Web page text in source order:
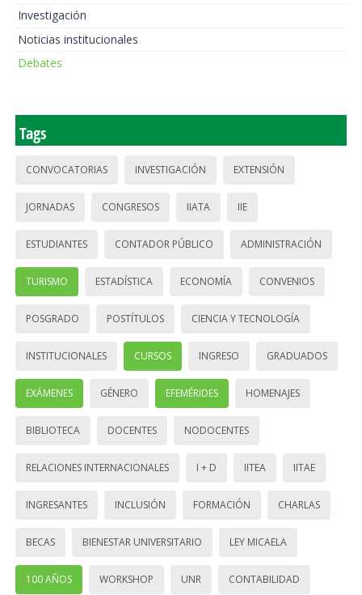
Investigación
Noticias institucionales
Debates
Tags
CONVOCATORIAS INVESTIGACIÓN EXTENSIÓN
JORNADAS CONGRESOS IIATA IIE
ESTUDIANTES CONTADOR PÚBLICO ADMINISTRACIÓN
TURISMO ESTADÍSTICA ECONOMÍA CONVENIOS
POSGRADO POSTÍTULOS CIENCIA Y TECNOLOGÍA
INSTITUCIONALES CURSOS INGRESO GRADUADOS
EXÁMENES GÉNERO EFEMÉRIDES HOMENAJES
BIBLIOTECA DOCENTES NODOCENTES
RELACIONES INTERNACIONALES I + D IITEA IITAE
INGRESANTES INCLUSIÓN FORMACIÓN CHARLAS
BECAS BIENESTAR UNIVERSITARIO LEY MICAELA
100 AÑOS WORKSHOP UNR CONTABILIDAD